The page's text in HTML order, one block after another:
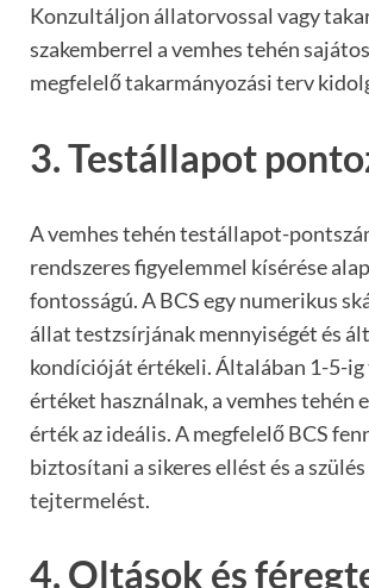
Konzultáljon állatorvossal vagy
szakemberrel a vemhes tehén
megfelelő takarmányozási terv
3. Testállapot
A vemhes tehén testállapot-
rendszeres figyelemmel kísérése
fontosságú. A BCS egy numerikus
állat testzsírjának mennyiségét és
kondícióját értékeli. Általában 1-5-ig
értéket használnak, a vemhes tehén
érték az ideális. A megfelelő BCS
biztosítani a sikeres ellést és a
tejtermelést.
4. Oltások és